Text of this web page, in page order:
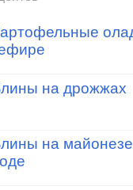
на дрожжах
на